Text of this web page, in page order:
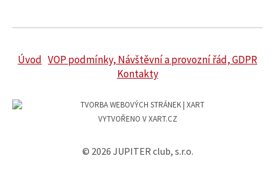
Úvod VOP podmínky, Návštěvní a provozní řád, GDPR
Kontakty
VYTVOŘENO V XART.CZ
© 2026 JUPITER club, s.r.o.